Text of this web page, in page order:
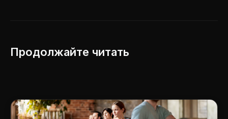
Продолжайте читать